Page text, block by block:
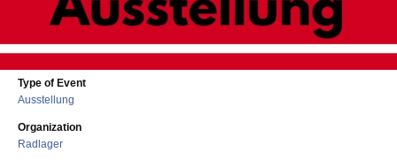
Type of Event
Ausstellung
Organization
Radlager